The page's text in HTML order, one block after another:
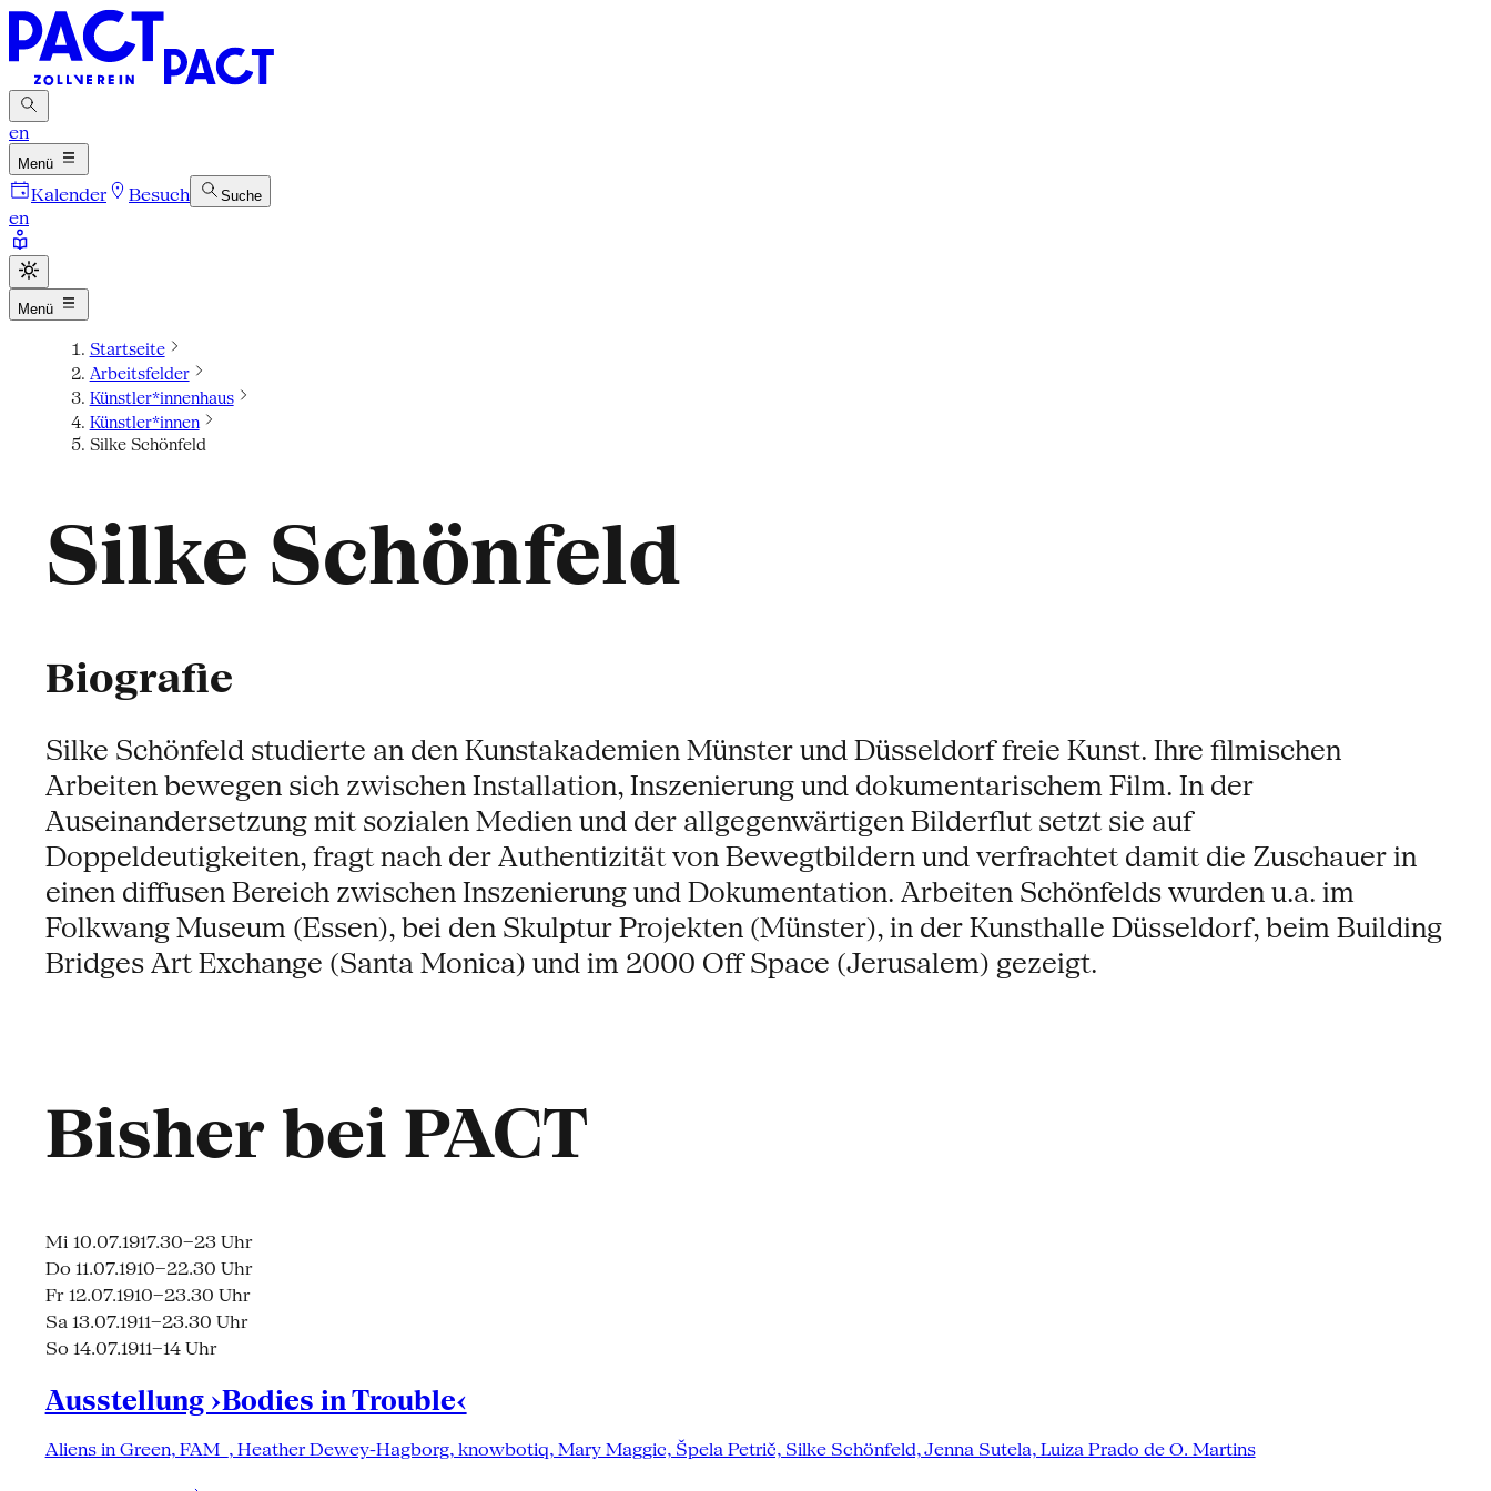
en
Menü
Kalender Besuch Suche
en
Menü
Startseite
Arbeitsfelder
Künstler*innenhaus
Künstler*innen
Silke Schönfeld
Silke Schönfeld
Biografie
Silke Schönfeld studierte an den Kunstakademien Münster und Düsseldorf freie Kunst. Ihre filmischen
Arbeiten bewegen sich zwischen Installation, Inszenierung und dokumentarischem Film. In der
Auseinandersetzung mit sozialen Medien und der allgegenwärtigen Bilderflut setzt sie auf
Doppeldeutigkeiten, fragt nach der Authentizität von Bewegtbildern und verfrachtet damit die Zuschauer in
einen diffusen Bereich zwischen Inszenierung und Dokumentation. Arbeiten Schönfelds wurden u.a. im
Folkwang Museum (Essen), bei den Skulptur Projekten (Münster), in der Kunsthalle Düsseldorf, beim Building
Bridges Art Exchange (Santa Monica) und im 2000 Off Space (Jerusalem) gezeigt.
Bisher bei PACT
Mi 10.07.1917.30–23 Uhr
Do 11.07.1910–22.30 Uhr
Fr 12.07.1910–23.30 Uhr
Sa 13.07.1911–23.30 Uhr
So 14.07.1911–14 Uhr
Ausstellung ›Bodies in Trouble‹
Aliens in Green, FAM_, Heather Dewey-Hagborg, knowbotiq, Mary Maggic, Špela Petrič, Silke Schönfeld, Jenna Sutela, Luiza Prado de O. Martins